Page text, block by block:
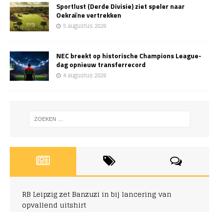
Sportlust (Derde Divisie) ziet speler naar
Oekraïne vertrekken
5 augustus 2026
NEC breekt op historische Champions League-
dag opnieuw transferrecord
4 augustus 2026
RB Leipzig zet Banzuzi in bij lancering van
opvallend uitshirt